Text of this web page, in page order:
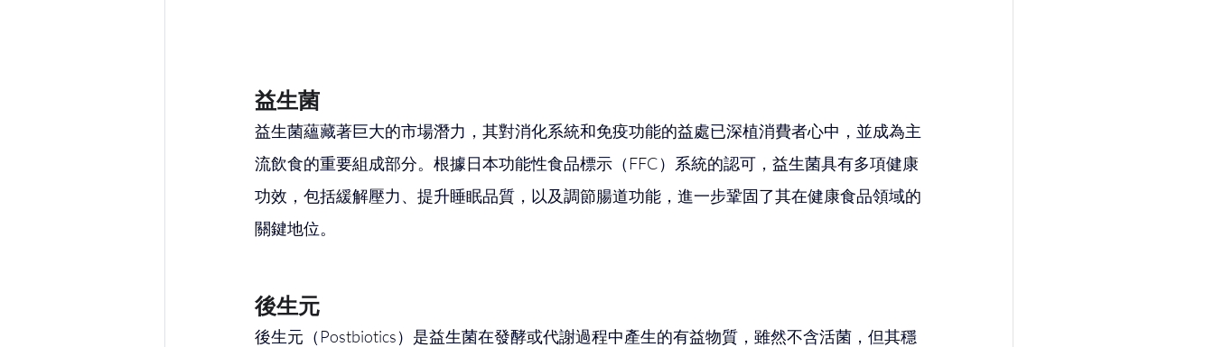
益生菌
益生菌蘊藏著巨大的市場潛力，其對消化系統和免疫功能的益處已深植消費者心中，並成為主
流飲食的重要組成部分。根據日本功能性食品標示（FFC）系統的認可，益生菌具有多項健康
功效，包括緩解壓力、提升睡眠品質，以及調節腸道功能，進一步鞏固了其在健康食品領域的
關鍵地位。
後生元
後生元（Postbiotics）是益生菌在發酵或代謝過程中產生的有益物質，雖然不含活菌，但其穩